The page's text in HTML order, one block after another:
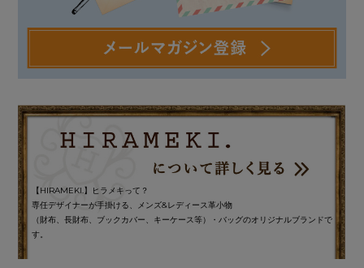
【HIRAMEKI.】ヒラメキって？
専任デザイナーが手掛ける、メンズ&レディース革小物
（財布、長財布、ブックカバー、キーケース等）・バッグのオリジナルブランドで
す。